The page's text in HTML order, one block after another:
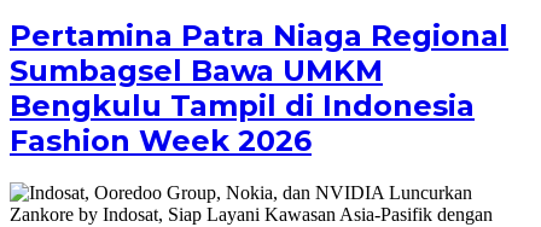
Pertamina Patra Niaga Regional
Sumbagsel Bawa UMKM
Bengkulu Tampil di Indonesia
Fashion Week 2026